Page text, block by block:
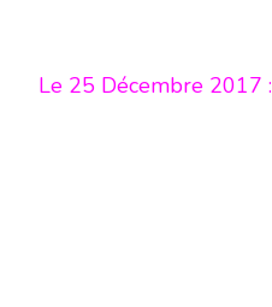
Le 25 Décembre 2017 :